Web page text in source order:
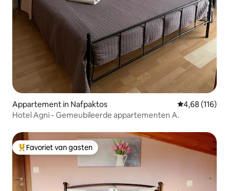
Appartement in Nafpaktos Gemiddelde
4,68 (116)
Hotel Agni - Gemeubileerde appartementen A.
Topfavoriet van gasten
Favoriet van gasten